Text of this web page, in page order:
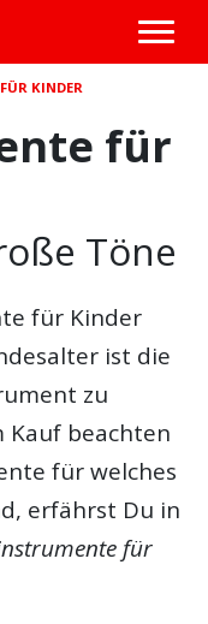
KINDER
für
Töne
für Kinder
ist die
zu
Kauf beachten
für welches
erfährst Du in
für